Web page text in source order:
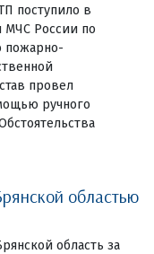
поступило в
МЧС России по
пожарно-
провел
ручного
областью
область за